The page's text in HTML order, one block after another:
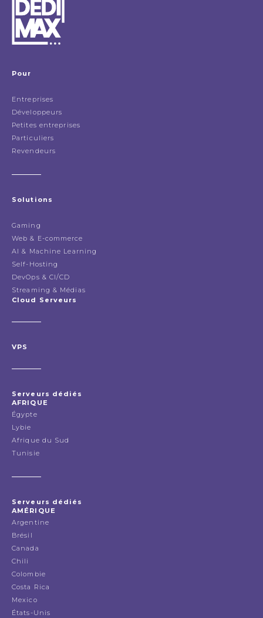
Pour
Entreprises
Développeurs
Petites entreprises
Particuliers
Revendeurs
Solutions
Gaming
Web & E-commerce
AI & Machine Learning
Self-Hosting
DevOps & CI/CD
Streaming & Médias
Cloud Serveurs
VPS
Serveurs dédiés
AFRIQUE
Égypte
Lybie
Afrique du Sud
Tunisie
Serveurs dédiés
AMÉRIQUE
Argentine
Brésil
Canada
Chili
Colombie
Costa Rica
Mexico
États-Unis